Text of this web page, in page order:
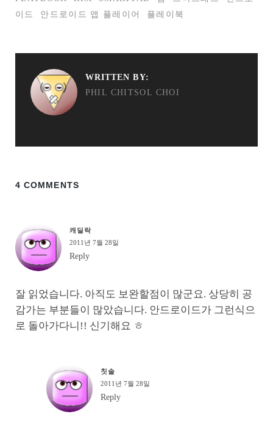
이드
안드로이드 앱 플레이어 플레이북
WRITTEN BY:
PHIL CHITSOL CHOI
4 COMMENTS
캐딜락
2011년 7월 28일
Reply
잘 읽었습니다. 아직도 보완할점이 많군요. 상당히 공
감가는 부분들이 많았습니다. 안드로이드가 그런식으
로 돌아가다니!! 신기해요 ㅎ
칫솔
2011년 7월 28일
Reply